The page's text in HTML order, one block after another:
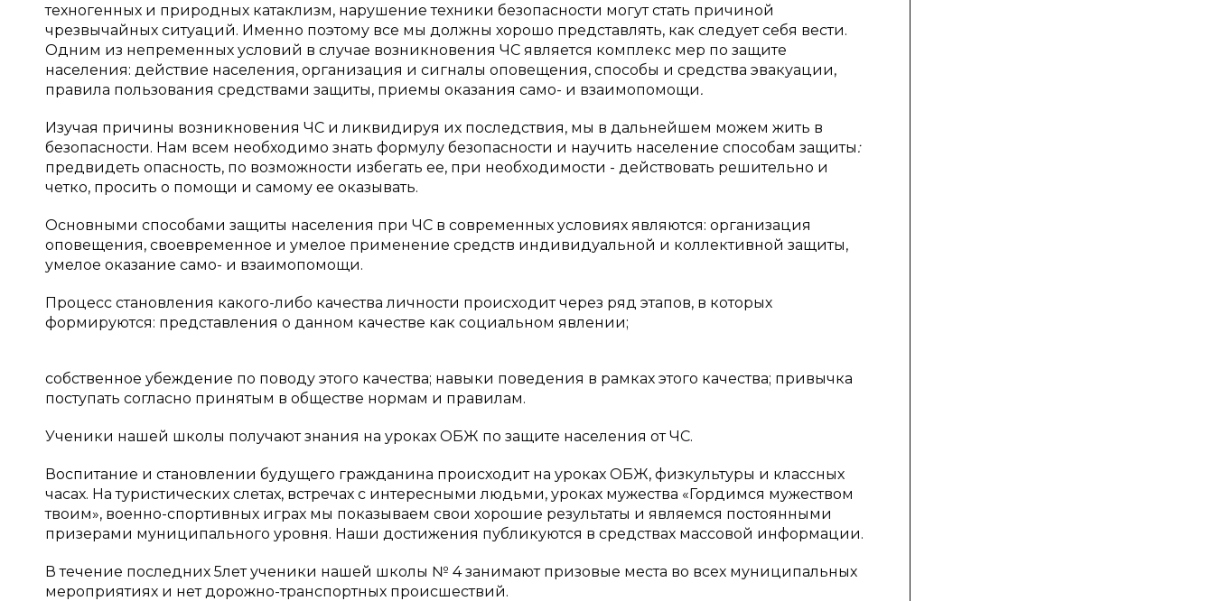
техногенных и природных катаклизм, нарушение техники безопасности могут стать причиной
чрезвычайных ситуаций. Именно поэтому все мы должны хорошо представлять, как следует себя вести.
Одним из непременных условий в случае возникновения ЧС является комплекс мер по защите
населения: действие населения, организация и сигналы оповещения, способы и средства эвакуации,
правила пользования средствами защиты, приемы оказания само- и взаимопомощи.
Изучая причины возникновения ЧС и ликвидируя их последствия, мы в дальнейшем можем жить в
безопасности. Нам всем необходимо знать формулу безопасности и научить население способам защиты:
предвидеть опасность, по возможности избегать ее, при необходимости - действовать решительно и
четко, просить о помощи и самому ее оказывать.
Основными способами защиты населения при ЧС в современных условиях являются: организация
оповещения, своевременное и умелое применение средств индивидуальной и коллективной защиты,
умелое оказание само- и взаимопомощи.
Процесс становления какого-либо качества личности происходит через ряд этапов, в которых
формируются: представления о данном качестве как социальном явлении;
собственное убеждение по поводу этого качества; навыки поведения в рамках этого качества; привычка
поступать согласно принятым в обществе нормам и правилам.
Ученики нашей школы получают знания на уроках ОБЖ по защите населения от ЧС.
Воспитание и становлении будущего гражданина происходит на уроках ОБЖ, физкультуры и классных
часах. На туристических слетах, встречах с интересными людьми, уроках мужества «Гордимся мужеством
твоим», военно-спортивных играх мы показываем свои хорошие результаты и являемся постоянными
призерами муниципального уровня. Наши достижения публикуются в средствах массовой информации.
В течение последних 5лет ученики нашей школы № 4 занимают призовые места во всех муниципальных
мероприятиях и нет дорожно-транспортных происшествий.